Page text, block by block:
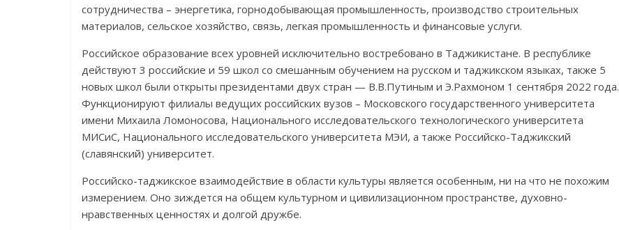
сотрудничества – энергетика, горнодобывающая промышленность, производство строительных
материалов, сельское хозяйство, связь, легкая промышленность и финансовые услуги.
Российское образование всех уровней исключительно востребовано в Таджикистане. В республике
действуют 3 российские и 59 школ со смешанным обучением на русском и таджикском языках, также 5
новых школ были открыты президентами двух стран — В.В.Путиным и Э.Рахмоном 1 сентября 2022 года.
Функционируют филиалы ведущих российских вузов – Московского государственного университета
имени Михаила Ломоносова, Национального исследовательского технологического университета
МИСиС, Национального исследовательского университета МЭИ, а также Российско-Таджикский
(славянский) университет.
Российско-таджикское взаимодействие в области культуры является особенным, ни на что не похожим
измерением. Оно зиждется на общем культурном и цивилизационном пространстве, духовно-
нравственных ценностях и долгой дружбе.